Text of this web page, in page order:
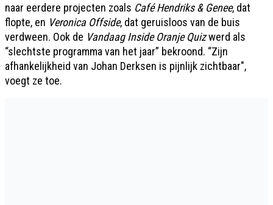
naar eerdere projecten zoals Café Hendriks & Genee, dat
flopte, en Veronica Offside, dat geruisloos van de buis
verdween. Ook de Vandaag Inside Oranje Quizwerd als
“slechtste programma van het jaar” bekroond. “Zijn
afhankelijkheid van Johan Derksen is pijnlijk zichtbaar",
voegt ze toe.